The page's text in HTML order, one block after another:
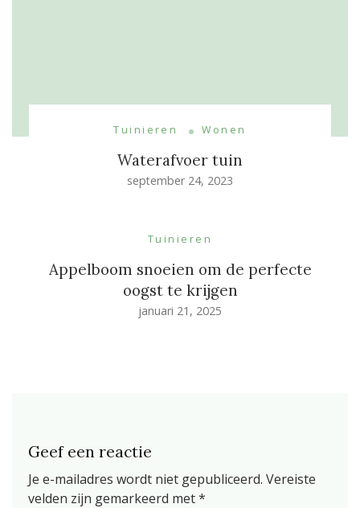
Tuinieren Wonen
Waterafvoer tuin
september 24, 2023
Tuinieren
Appelboom snoeien om de perfecte
oogst te krijgen
januari 21, 2025
Geef een reactie
Je e-mailadres wordt niet gepubliceerd. Vereiste
velden zijn gemarkeerd met*